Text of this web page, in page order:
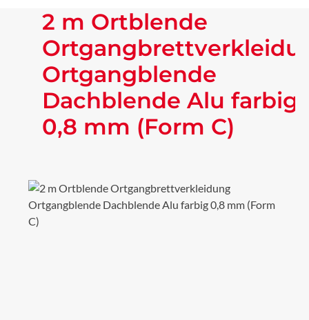
2 m Ortblende
Ortgangblende
Dachblende Alu farbig
0,8 mm (Form C)
Bildergalerie überspringen